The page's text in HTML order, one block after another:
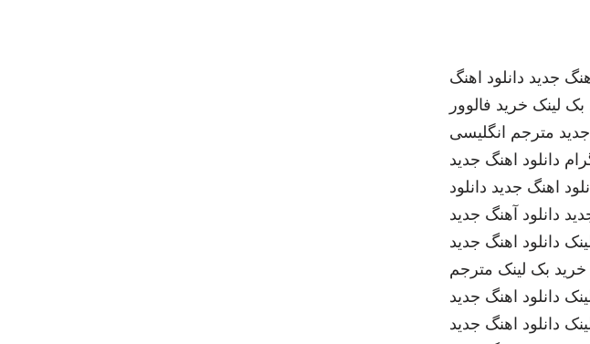
جدید دانلود اهنگ
بک لینک خرید فالوور
مترجم انگلیسی
دانلود اهنگ جدید
اهنگ جدید دانلود
دانلود آهنگ جدید
دانلود اهنگ جدید
خرید بک لینک مترجم
دانلود اهنگ جدید
دانلود اهنگ جدید